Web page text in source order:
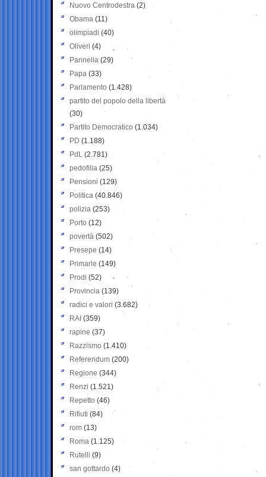
Nuovo Centrodestra (2)
Obama (11)
olimpiadi (40)
Oliveri (4)
Pannella (29)
Papa (33)
Parlamento (1.428)
partito del popolo della libertà
(30)
Partito Democratico (1.034)
PD (1.188)
PdL (2.781)
pedofilia (25)
Pensioni (129)
Politica (40.846)
polizia (253)
Porto (12)
povertà (502)
Presepe (14)
Primarie (149)
Prodi (52)
Provincia (139)
radici e valori (3.682)
RAI (359)
rapine (37)
Razzismo (1.410)
Referendum (200)
Regione (344)
Renzi (1.521)
Repetto (46)
Rifiuti (84)
rom (13)
Roma (1.125)
Rutelli (9)
san gottardo (4)